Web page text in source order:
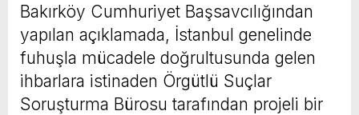
Bakırköy Cumhuriyet Başsavcılığından
yapılan açıklamada, İstanbul genelinde
fuhuşla mücadele doğrultusunda gelen
ihbarlara istinaden Örgütlü Suçlar
Soruşturma Bürosu tarafından projeli bir